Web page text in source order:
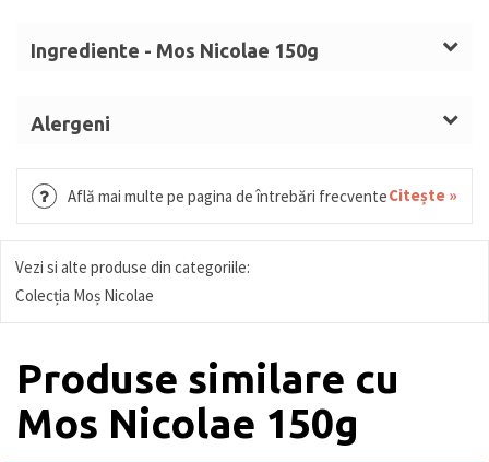
Ingrediente - Mos Nicolae 150g
cacao, emulgator: lecitină (
Alergeni
Află mai multe pe pagina de întrebări frecventeCitește »
Vezi si alte produse din categoriile:
Colecția Moș Nicolae
Produse similare cu
Mos Nicolae 150g